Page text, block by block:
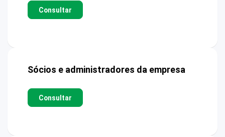
Consultar
Sócios e administradores da empresa
Consultar